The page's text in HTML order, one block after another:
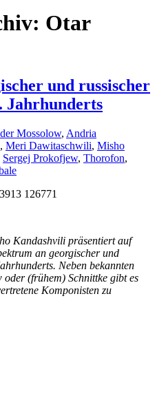
Otar
und russischer
Jahrhunderts
Mossolow, Andria
, Meri Dawitaschwili, Misho
Sergej Prokofjew, Thorofon,
126771
Kandashvili präsentiert auf
an georgischer und
Neben bekannten
(frühem) Schnittke gibt es
Komponisten zu